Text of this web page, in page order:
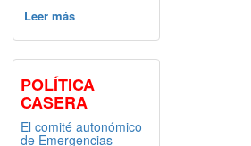
Leer más
POLÍTICA
CASERA
El comité autonómico
de Emergencias